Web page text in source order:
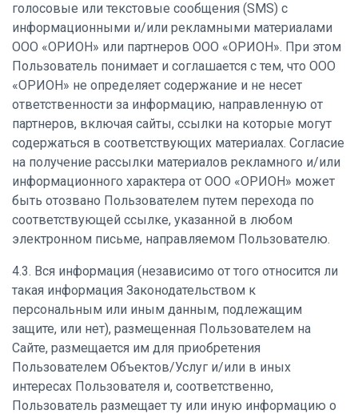
голосовые или текстовые сообщения (SMS) с
информационными и/или рекламными материалами
ООО «ОРИОН» или партнеров ООО «ОРИОН». При этом
Пользователь понимает и соглашается с тем, что ООО
«ОРИОН» не определяет содержание и не несет
ответственности за информацию, направленную от
партнеров, включая сайты, ссылки на которые могут
содержаться в соответствующих материалах. Согласие
на получение рассылки материалов рекламного и/или
информационного характера от ООО «ОРИОН» может
быть отозвано Пользователем путем перехода по
соответствующей ссылке, указанной в любом
электронном письме, направляемом Пользователю.
4.3. Вся информация (независимо от того относится ли
такая информация Законодательством к
персональным или иным данным, подлежащим
защите, или нет), размещенная Пользователем на
Сайте, размещается им для приобретения
Пользователем Объектов/Услуг и/или в иных
интересах Пользователя и, соответственно,
Пользователь размещает ту или иную информацию о